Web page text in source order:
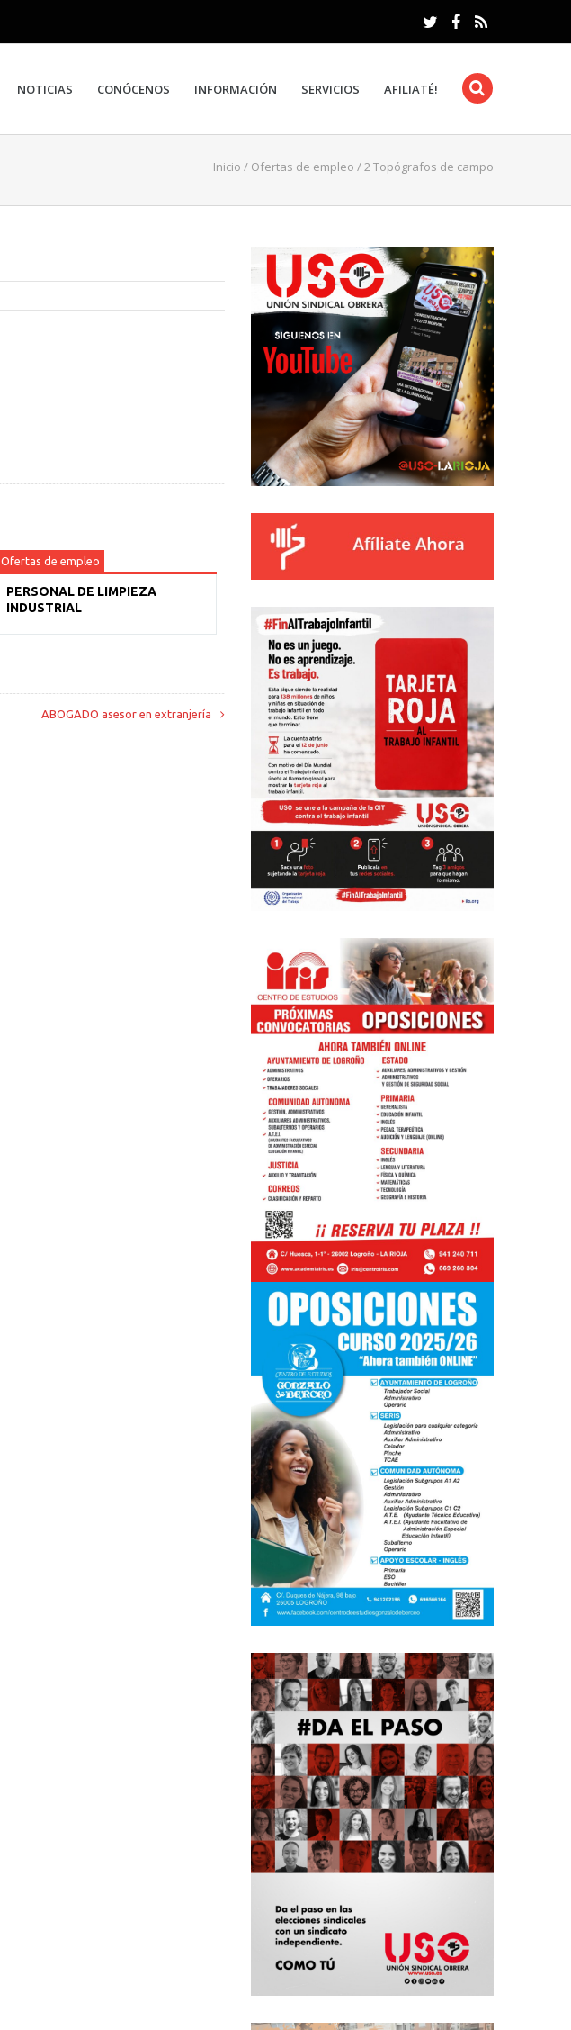
NOTICIAS CONÓCENOS INFORMACIÓN SERVICIOS AFILIATÉ!
Inicio / Ofertas de empleo /2 Topógrafos de campo
Ofertas de empleo
PERSONAL DE LIMPIEZA
INDUSTRIAL
ABOGADO asesor en extranjería